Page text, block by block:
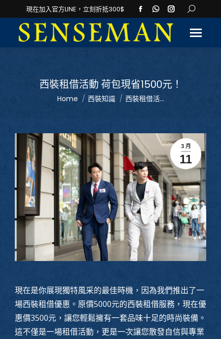
現在加入官方LINE，立刻折抵300$
Facebook
page
opens
in
Whatsapp
page
opens
in
Instagram
page
opens
in
Search:
西裝租借活動 荷包現省1500元！
You are here:
Home 西裝知識 西裝租借活...
3 月
11
現在是你展現獨特風采的最佳時機，因為我們推出了一
場西裝租借優惠。原價5000元的西裝租借服務，現在優
惠價3500元，讓您輕鬆擁有一套品味十足的時尚裝備。
這不僅是一場租借活動，更是一次讓您散發自信與專業